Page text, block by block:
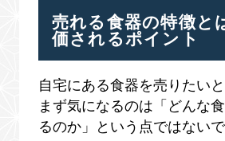
売れる食器の特徴と
価されるポイント
自宅にある食器を売りたいと
まず気になるのは「どんな
るのか」という点ではないで